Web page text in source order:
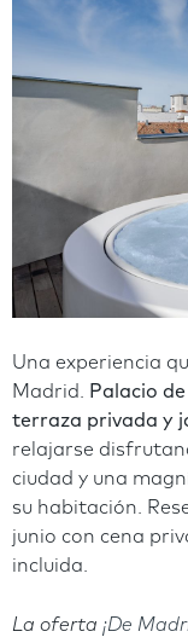
Una experiencia
Madrid.
Palacio
terraza privada y
relajarse
ciudad y una
su habitación.
junio con cena
incluida.
La oferta ¡De